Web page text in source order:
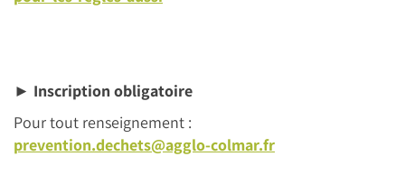
► Inscription obligatoire
Pour tout renseignement :
prevention.dechets@agglo-colmar.fr